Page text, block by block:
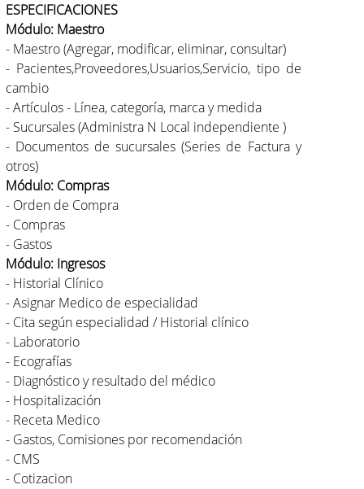
ESPECIFICACIONES
Módulo: Maestro
- Maestro (Agregar, modificar, eliminar, consultar)
- Pacientes,Proveedores,Usuarios,Servicio, tipo de
cambio
- Artículos - Línea, categoría, marca y medida
- Sucursales (Administra N Local independiente )
- Documentos de sucursales (Series de Factura y
otros)
Módulo: Compras
- Orden de Compra
- Compras
- Gastos
Módulo: Ingresos
- Historial Clínico
- Asignar Medico de especialidad
- Cita según especialidad / Historial clínico
- Laboratorio
- Ecografías
- Diagnóstico y resultado del médico
- Hospitalización
- Receta Medico
- Gastos, Comisiones por recomendación
- CMS
- Cotizacion